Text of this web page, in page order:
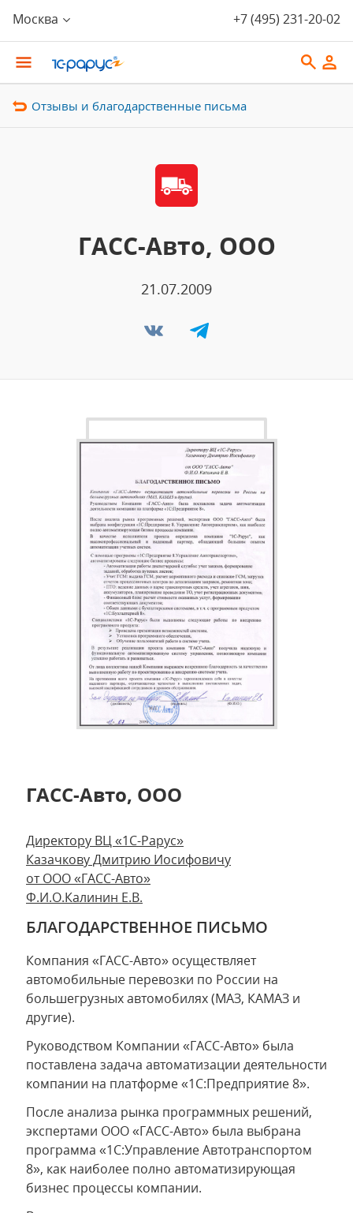
Москва +7 (495) 231-20-02
Отзывы и благодарственные письма
ГАСС-Авто, ООО
21.07.2009
ГАСС-Авто, ООО
Директору ВЦ «1С-Рарус»
Казачкову Дмитрию Иосифовичу
от ООО «ГАСС-Авто»
Ф.И.О.Калинин Е.В.
БЛАГОДАРСТВЕННОЕ ПИСЬМО
Компания «ГАСС-Авто» осуществляет
автомобильные перевозки по России на
большегрузных автомобилях (МАЗ, КАМАЗ и
другие).
Руководством Компании «ГАСС-Авто» была
поставлена задача автоматизации деятельности
компании на платформе «1С:Предприятие 8».
После анализа рынка программных решений,
экспертами ООО «ГАСС-Авто» была выбрана
программа «1С:Управление Автотранспортом
8», как наиболее полно автоматизирующая
бизнес процессы компании.